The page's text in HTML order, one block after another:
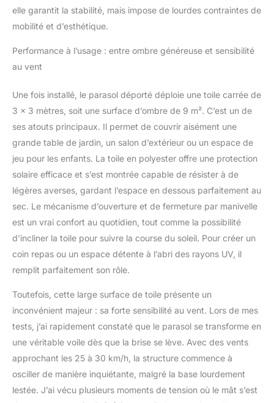
elle garantit la stabilité, mais impose de lourdes contraintes de
mobilité et d’esthétique.
Performance à l’usage : entre ombre généreuse et sensibilité
au vent
Une fois installé, le parasol déporté déploie une toile carrée de
3 x 3 mètres, soit une surface d’ombre de 9 m². C’est un de
ses atouts principaux. Il permet de couvrir aisément une
grande table de jardin, un salon d’extérieur ou un espace de
jeu pour les enfants. La toile en polyester offre une protection
solaire efficace et s’est montrée capable de résister à de
légères averses, gardant l’espace en dessous parfaitement au
sec. Le mécanisme d’ouverture et de fermeture par manivelle
est un vrai confort au quotidien, tout comme la possibilité
d’incliner la toile pour suivre la course du soleil. Pour créer un
coin repas ou un espace détente à l’abri des rayons UV, il
remplit parfaitement son rôle.
Toutefois, cette large surface de toile présente un
inconvénient majeur : sa forte sensibilité au vent. Lors de mes
tests, j’ai rapidement constaté que le parasol se transforme en
une véritable voile dès que la brise se lève. Avec des vents
approchant les 25 à 30 km/h, la structure commence à
osciller de manière inquiétante, malgré la base lourdement
lestée. J’ai vécu plusieurs moments de tension où le mât s’est